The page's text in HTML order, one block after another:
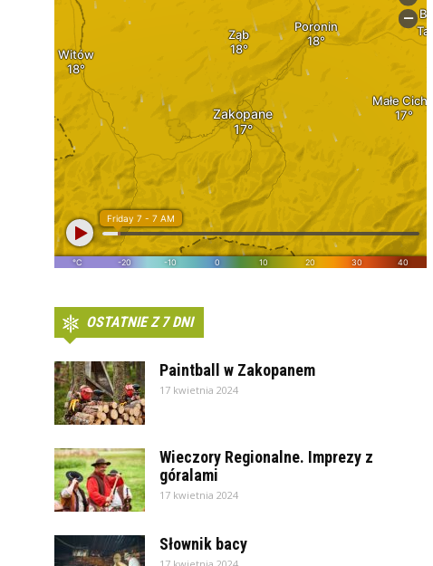
OSTATNIE Z 7 DNI
Paintball w Zakopanem
17 kwietnia 2024
Wieczory Regionalne. Imprezy z
góralami
17 kwietnia 2024
Słownik bacy